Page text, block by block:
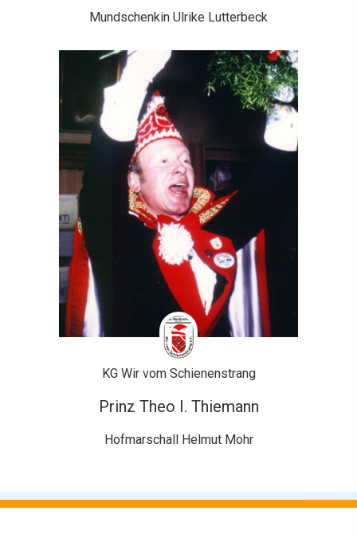
Mundschenkin Ulrike Lutterbeck
KG Wir vom Schienenstrang
Prinz Theo I. Thiemann
Hofmarschall Helmut Mohr